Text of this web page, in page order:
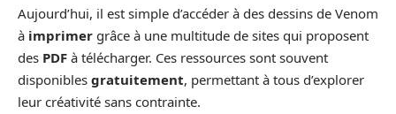
Aujourd’hui, il est simple d’accéder à des dessins de Venom
à imprimer grâce à une multitude de sites qui proposent
des PDF à télécharger. Ces ressources sont souvent
disponibles gratuitement, permettant à tous d’explorer
leur créativité sans contrainte.